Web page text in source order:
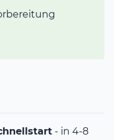
- in 4-8